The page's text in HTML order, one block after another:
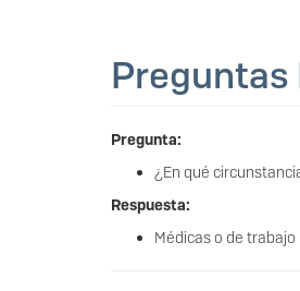
Pregunta:
¿En qué
Respuesta:
Médicas o de trabajo